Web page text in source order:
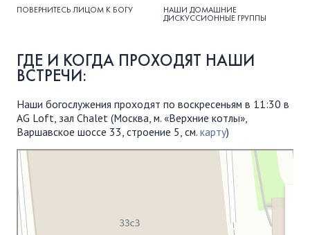
ПОВЕРНИТЕСЬ ЛИЦОМ К БОГУ НАШИ ДОМАШНИЕ
ДИСКУССИОННЫЕ ГРУППЫ
ГДЕ И КОГДА ПРОХОДЯТ НАШИ
ВСТРЕЧИ:
Наши богослужения проходят по воскресеньям в 11:30 в
AG Loft, зал Chalet (Москва, м. «Верхние котлы»,
Варшавское шоссе 33, строение 5, см. карту)
Московская Библейская Церковь
Протестантская церковь в Москве